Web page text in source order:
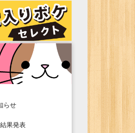
らせ
果発表